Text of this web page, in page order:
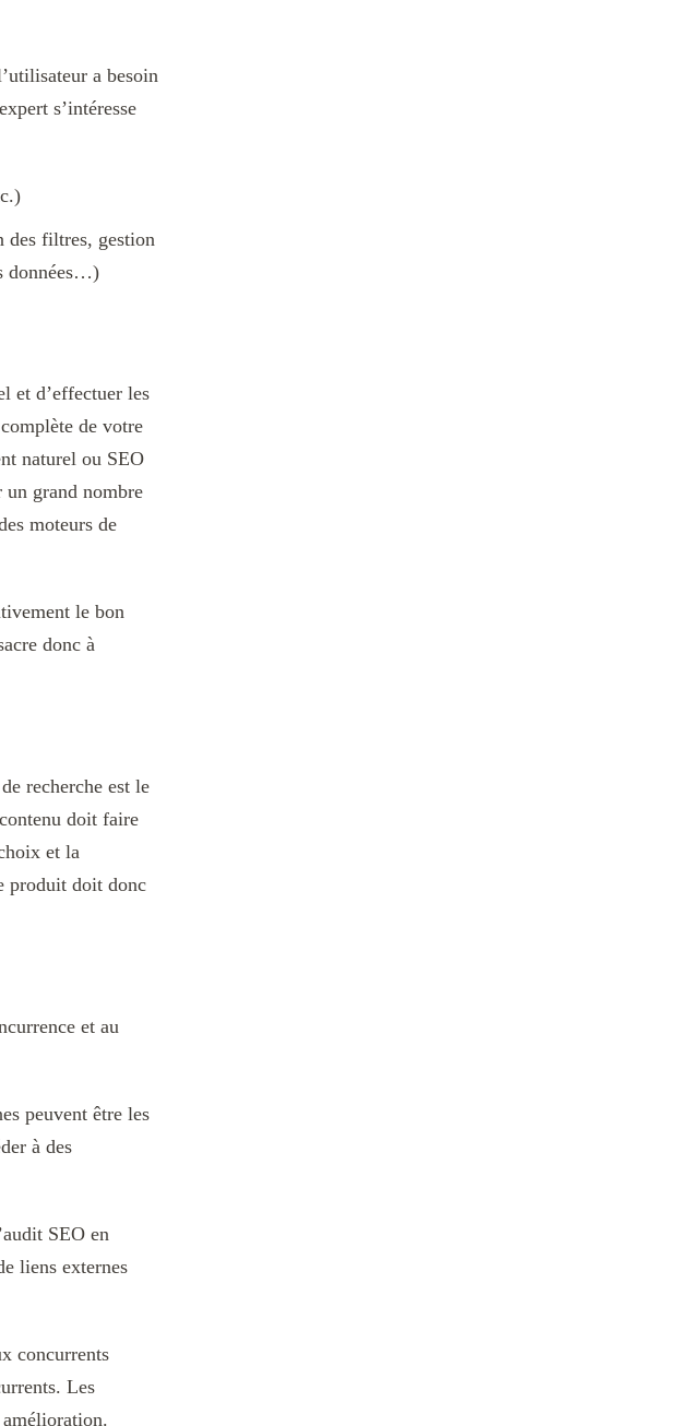
a besoin
s’intéresse
des filtres, gestion
données…)
et d’effectuer les
de votre
naturel ou SEO
un grand nombre
moteurs de
le bon
donc à
recherche est le
doit faire
et la
produit doit donc
et au
peuvent être les
à des
SEO en
liens externes
concurrents
Les